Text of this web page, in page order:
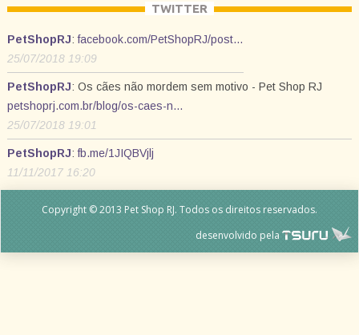
TWITTER
PetShopRJ:facebook.com/PetShopRJ/post…
25/07/2018 19:09
PetShopRJ: Os cães não mordem sem motivo - Pet Shop RJ
petshoprj.com.br/blog/os-caes-n…
25/07/2018 19:01
PetShopRJ:fb.me/1JIQBVjlj
11/11/2017 16:20
Copyright © 2013 Pet Shop RJ. Todos os direitos reservados.
desenvolvido pela